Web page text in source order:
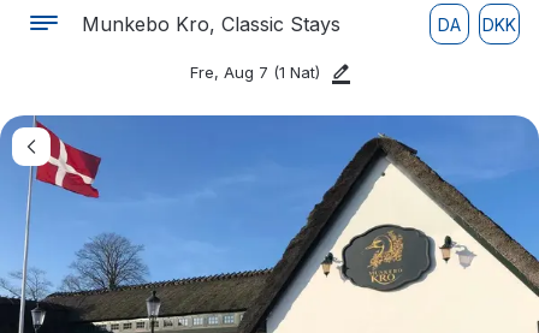
Munkebo Kro, Classic Stays DA DKK
Fre, Aug 7 (1 Nat)